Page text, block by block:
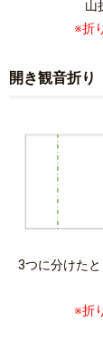
山
※折
開き観音折り
3つに分けた
※折